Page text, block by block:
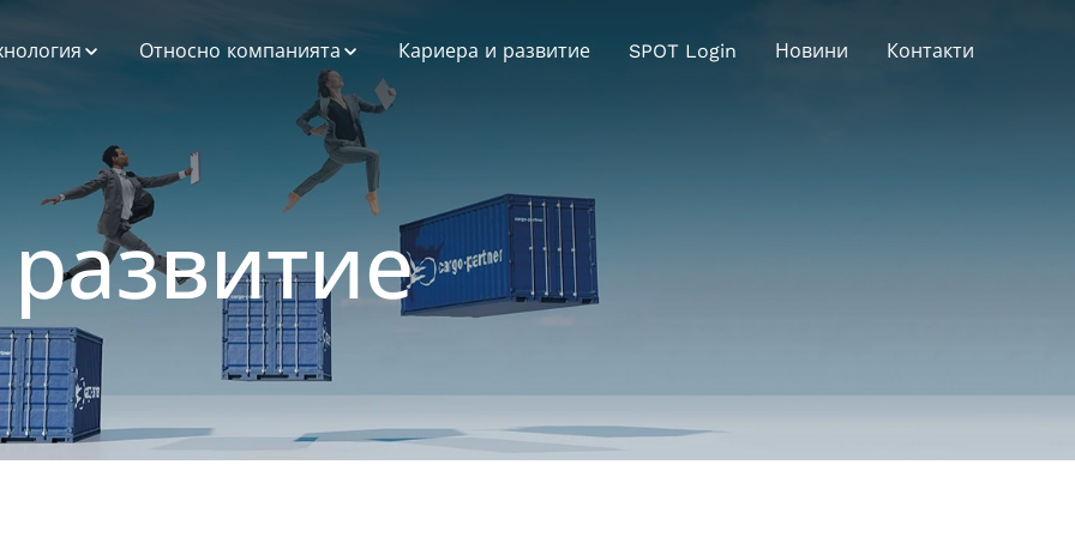
за
превозвачи
и анализ
на
Относно компанията
Профил на
компанията
История
Мисия, Визия и
Ценности
Кариера и развитие SPOT Login Новини Контакти